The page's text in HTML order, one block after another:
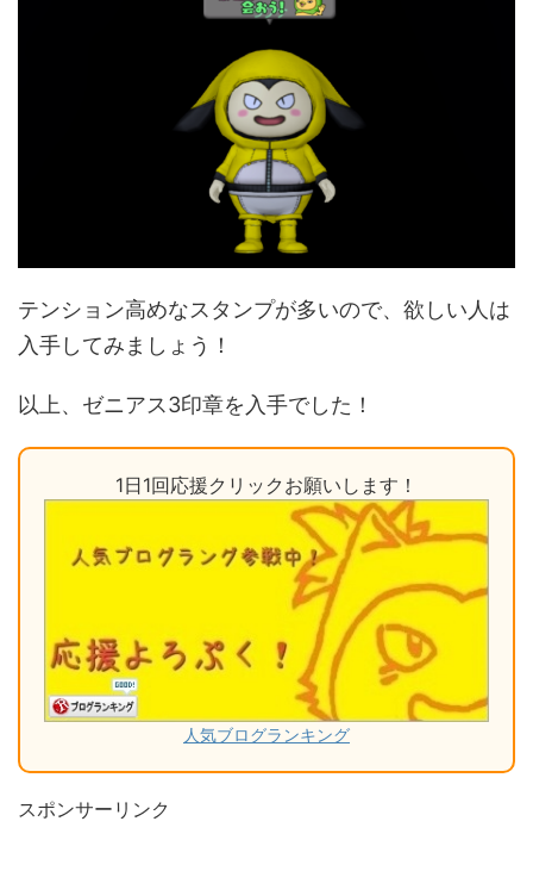
テンション高めなスタンプが多いので、欲しい人は
入手してみましょう！
以上、ゼニアス3印章を入手でした！
1日1回応援クリックお願いします！
人気ブログランキング
スポンサーリンク